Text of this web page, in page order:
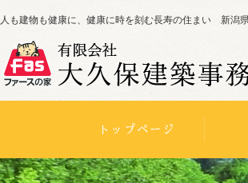
人も建物も健康に、健康に時を刻む長寿の住まい 新潟
トップページ